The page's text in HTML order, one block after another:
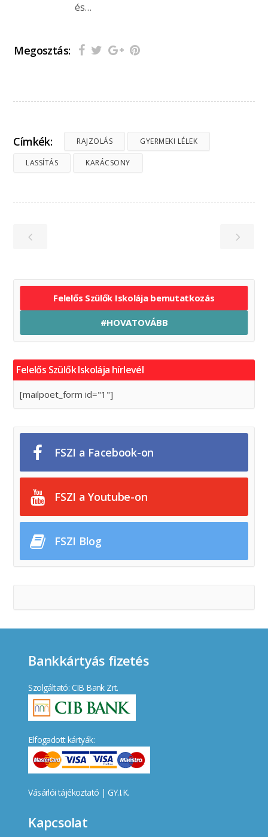
és…
Megosztás:
Címkék: RAJZOLÁS GYERMEKI LÉLEK
LASSÍTÁS KARÁCSONY
Felelős Szülők Iskolája bemutatkozás
#HOVATOVÁBB
Felelős Szülők Iskolája hírlevél
[mailpoet_form id="1"]
FSZI a Facebook-on
FSZI a Youtube-on
FSZI Blog
Bankkártyás fizetés
Szolgáltató: CIB Bank Zrt.
Elfogadott kártyák:
Vásárlói tájékoztató | GY.I.K.
Kapcsolat